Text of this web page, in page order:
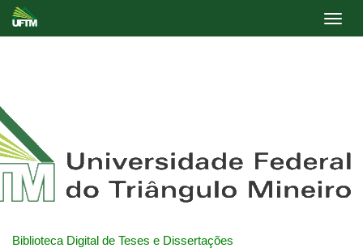
Biblioteca Digital de Teses e Dissertações